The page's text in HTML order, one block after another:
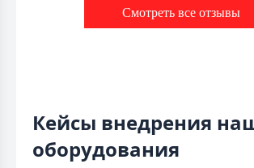
Смотреть все отзывы
Кейсы внедрения
оборудования